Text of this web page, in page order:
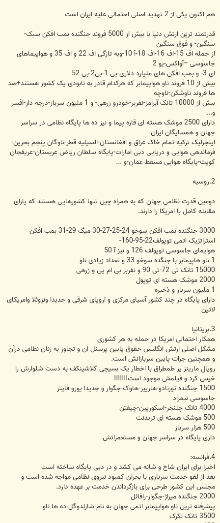
هم اکنون یکی از 2 تهدید اصلی احتمالی علیه ایران است
قدرتمند ترین ارتش دنیا با بیش از 5000 فروند جنگنده بمب افکن سبک-
سنگین- و فوق سنگین
از جمله اف 15-اف 16-اف 18-آ 10-وبه تازگی اف 22 و اف 35 و هواپیماهای
جاسوسی –آواکس-یو 2
ای 3- و بمب افکن های ملیارد دلاری-بی 1-بی2-بی 52
بیش از 10 فروند ناو هواپیمابر که هرکدام قادر به نابودی یک کشور هستند+صد
ها فروند ناوشکن-ناوچه
بیش از 10000 تانک آبرامز-نفربر-خودرو زرهی- و 1 ملیون سرباز-درجه دار-افسر
و...
دارای 2500 موشک هسته ای قاره پیما و نیز ده ها پایگاه نظامی در سراسر
جهان و همسایگان ایران
اینجرلیک ترکیه-تمام خاک عراق و افغانستان-السیلیه قطر-ناوگان پنجم بحرین-
فرماندهی هوایی و دریایی دبی امارات-پایگاه سلطان ریاض عربستان-عریفجان
کویت-پایگاه هوایی مسقط عمان-و ...
2.روسیه
دومین قدرت نظامی جهان که به همراه چین تنها کشورهایی هستند که یارای
مقابله کامل با امریکا را دارند.
3000 جنگنده بمب افکن سوخو 24-25-27-30 میگ 29-31 بمب افکن
استراتژیک اتمی توپولف22-95-160-
هوایمای جاسوسی توپولف 126 و نیز آ 50
1 ناو هاپیمابر با جنگده سوخو 33 و تعداد زیادی ناو
15000 تانک تی 72-تی 90 و نفربر بی ام پی و زرهی
2000 موشک هسته ای توپول
1 ملیون سرباز و ذخیره
دارای پایگاه در چند کشور آسیای مرکزی و اروپای شرقی و جدیدا ونزوئلا وامریکای
لاتین
3.بریتانیا
همکار احتمالی امریکا در حمله به هر کشوری
مشکل اصلی ارتش انگلیس حقوق پایین پرسنل ان و تجاوز به زنان نظامی درآن
و همچنین جرات پایین سربازانش است.
رویال مارینز پر طمطراق با اخطار یک بسیجی کلاشینکف به دست شلوارش را
خیس کرد و فیلمش موجود است!!!!!!!
1500 جنگنده تورنادو-هارییر-هاوک-جگوار و جدیدا یورو فایتر
جاسوسی نیمراد
4000 تانک چلنجر-اسکورپین-چیفتن
500 موشک هسته ای تریدنت
500 هزار سرباز
داری پایگاه در سراسر جهان و مستعمراتش
4.فرانسه:
اخیرا برای ایران شاخ و شانه می کشد و در دبی پایگاه ساخته است
بعد از لغو خدمت سربازی با بحران کمبود نیروی نظامی مواجه شده است و
مجلس این کشور طرحی برای بازگرداندن خدمت بر عهده دارد.
2000 جنگنده میراژ-جگوار-رافائل
پیشرفته ترین ناو هواپیمابر اتمی جهان به نام شارلدوگل-ده ها ناو
3500 تانک لکرک